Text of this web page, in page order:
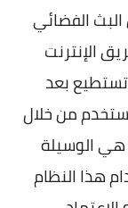
الفضائي
الإنترنت
بعد
من خلال
هي الوسيلة
هذا النظام